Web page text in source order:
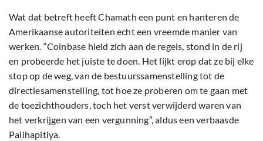
Wat dat betreft heeft Chamath een punt en hanteren de
Amerikaanse autoriteiten echt een vreemde manier van
werken. “Coinbase hield zich aan de regels, stond in de rij
en probeerde het juiste te doen. Het lijkt erop dat ze bij elke
stop op de weg, van de bestuurssamenstelling tot de
directiesamenstelling, tot hoe ze proberen om te gaan met
de toezichthouders, toch het verst verwijderd waren van
het verkrijgen van een vergunning”, aldus een verbaasde
Palihapitiya.